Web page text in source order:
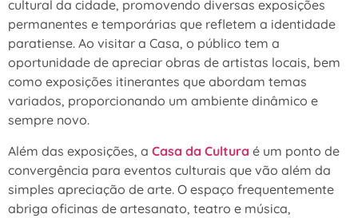
cultural da cidade, promovendo diversas exposições
permanentes e temporárias que refletem a identidade
paratiense. Ao visitar a Casa, o público tem a
oportunidade de apreciar obras de artistas locais, bem
como exposições itinerantes que abordam temas
variados, proporcionando um ambiente dinâmico e
sempre novo.
Além das exposições, a Casa da Cultura é um ponto de
convergência para eventos culturais que vão além da
simples apreciação de arte. O espaço frequentemente
abriga oficinas de artesanato, teatro e música,